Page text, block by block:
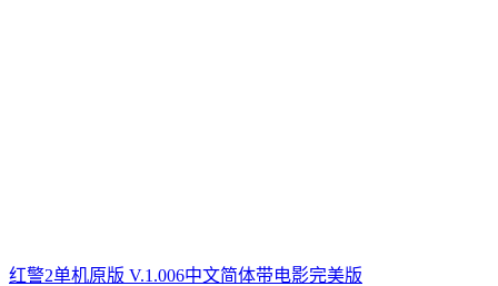
红警2单机原版 V.1.006中文简体带电影完美版